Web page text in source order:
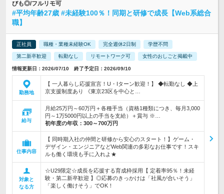
びも◎/フルリモ可
#平均年齢27歳 #未経験100％！同期と研修で成長【Web系総合
職】
正社員 職種・業種未経験OK 完全週休2日制 学歴不問
第二新卒歓迎 転勤なし リモートワーク可 女性のおしごと掲載中
情報更新日：2026/07/10 終了予定日：2026/09/10
勤務地
【 一人暮らし応援宣言！U・Iターン歓迎！】 ◆転勤なし ◆上
京支援制度あり 《東京23区を中心と…
給与
月給25万円～60万円＋各種手当（資格1種類につき、毎月3,000
円～1万5000円以上の手当を支給）＋賞与 ※…
初年度の年収： 300～700万円
仕事内容
【 同時期入社の仲間と研修から安心のスタート！】ゲーム・
デザイン・エンジニアなどWeb関連の多彩なお仕事です！スキ
ルも働く環境も手に入れよ★
対象と
なる方
☆U29限定☆成長を応援する育成枠採用【 定着率95％！未経
験・第二新卒歓迎 】◎応募のきっかけは「社風が合いそう」
「楽しく働けそう」でOK！